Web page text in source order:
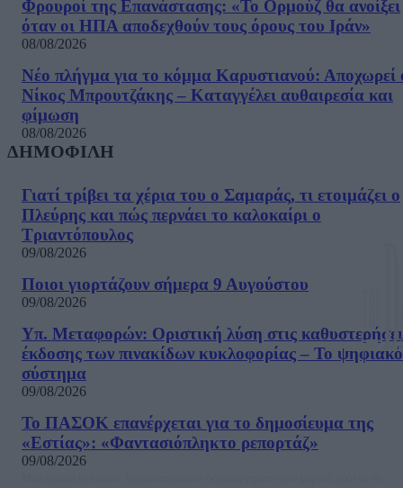
Φρουροί της Επανάστασης: «Το Ορμούζ θα ανοίξει
όταν οι ΗΠΑ αποδεχθούν τους όρους του Ιράν»
08/08/2026
Νέο πλήγμα για το κόμμα Καρυστιανού: Αποχωρεί
Νίκος Μπρουτζάκης – Καταγγέλει αυθαιρεσία και
φίμωση
08/08/2026
ΔΗΜΟΦΙΛΗ
Γιατί τρίβει τα χέρια του ο Σαμαράς, τι ετοιμάζει ο
Πλεύρης και πώς περνάει το καλοκαίρι ο
Τριαντόπουλος
09/08/2026
Ποιοι γιορτάζουν σήμερα 9 Αυγούστου
09/08/2026
Υπ. Μεταφορών: Οριστική λύση στις
έκδοσης των πινακίδων κυκλοφορίας – Το ψηφιακό
σύστημα
09/08/2026
Το ΠΑΣΟΚ επανέρχεται για το δημοσίευμα της
«Εστίας»: «Φαντασιόπληκτο ρεπορτάζ»
09/08/2026